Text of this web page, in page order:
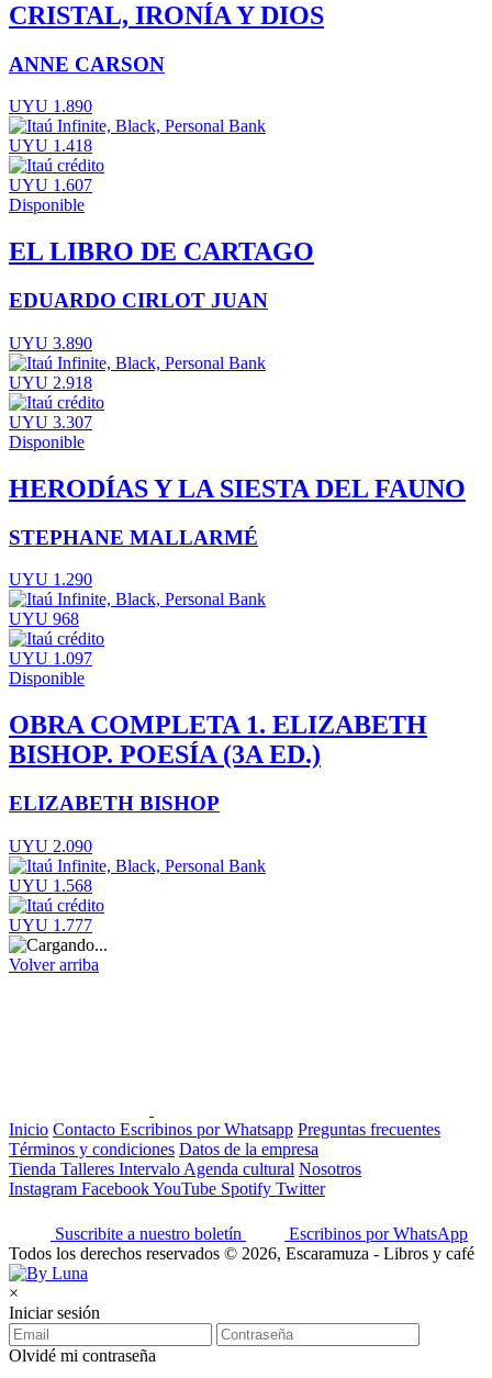
CRISTAL, IRONÍA Y DIOS
ANNE CARSON
UYU 1.890
UYU 1.418
UYU 1.607
Disponible
EL LIBRO DE CARTAGO
EDUARDO CIRLOT JUAN
UYU 3.890
UYU 2.918
UYU 3.307
Disponible
HERODÍAS Y LA SIESTA DEL FAUNO
STEPHANE MALLARMÉ
UYU 1.290
UYU 968
UYU 1.097
Disponible
OBRA COMPLETA 1. ELIZABETH
BISHOP. POESÍA (3A ED.)
ELIZABETH BISHOP
UYU 2.090
UYU 1.568
UYU 1.777
Volver arriba
Inicio Contacto Escribinos por Whatsapp Preguntas frecuentes
Términos y condiciones Datos de la empresa
Tienda Talleres Intervalo Agenda cultural Nosotros
Instagram FacebookYouTube Spotify Twitter
Suscribite a nuestro boletín
Escribinos por WhatsApp
Todos los derechos reservados © 2026, Escaramuza - Libros y café
×
Iniciar sesión
Olvidé mi contraseña